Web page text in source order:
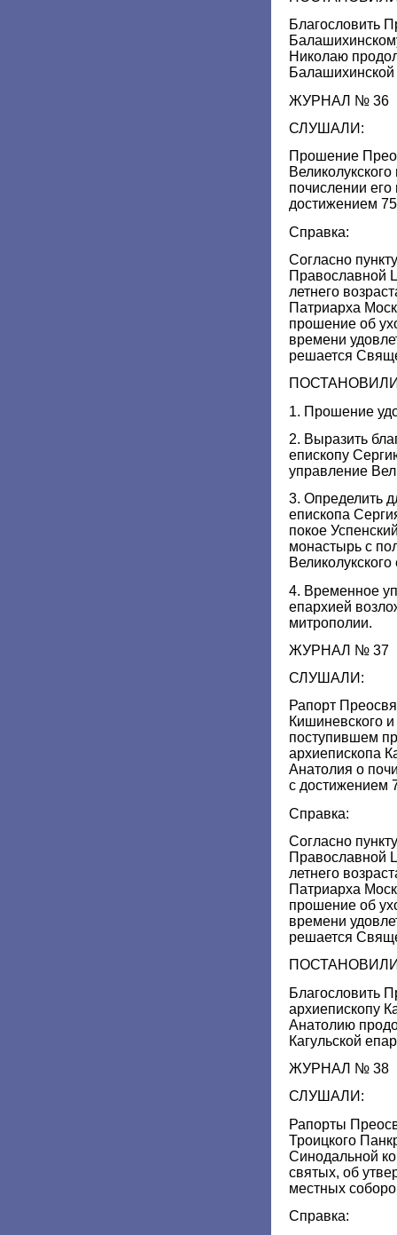
Благословить
Николаю
ЖУРНАЛ № 36
СЛУШАЛИ:
Прошение
почислении его
достижением
Справка:
Согласно
Православной
летнего
Патриарха
прошение об
времени
решается
1. Прошение
2. Выразить
епископу
управление
3. Определить
епископа
покое
монастырь с
4. Временное
епархией
митрополии.
ЖУРНАЛ № 37
СЛУШАЛИ:
Рапорт
Кишиневского
поступившем
архиепископа
Анатолия о
с достижением
Справка:
Согласно
Православной
летнего
Патриарха
прошение об
времени
решается
Благословить
архиепископу
Анатолию
Кагульской
ЖУРНАЛ № 38
СЛУШАЛИ:
Рапорты
Троицкого
Синодальной
святых, об
местных
Справка: